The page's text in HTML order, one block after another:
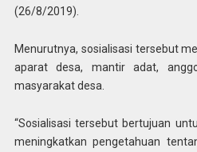
(26/8/2019).
Menurutnya, sosialisasi tersebut
aparat desa, mantir adat,
masyarakat desa.
“Sosialisasi tersebut bertujuan
meningkatkan pengetahuan